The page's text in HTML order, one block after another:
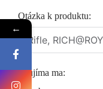
Otázka k produktu:
Zaujíma ma:
←